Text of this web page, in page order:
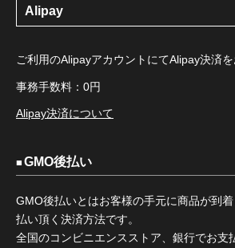
Alipay
ご利用のAlipayアカウントにてAlipay決済を
事務手数料：0円
Alipay決済について
GMO後払い
GMO後払いとはお客様の手元に商品が到
払い頂く決済方法です。
全国のコンビニエンスストア、銀行でお支